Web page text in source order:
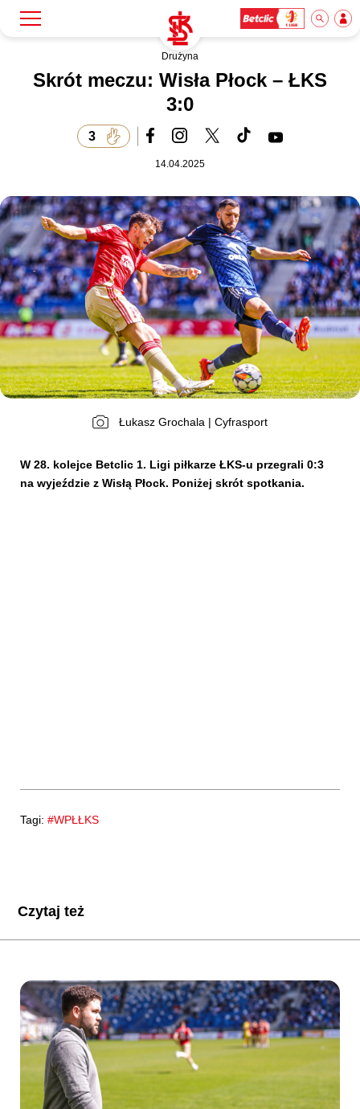
Klub
Akademia
Biznes
Dla mediów
Kibice
Drużyna
Skrót meczu: Wisła Płock – ŁKS
3:0
3
14.04.2025
Łukasz Grochala | Cyfrasport
W 28. kolejce Betclic 1. Ligi piłkarze ŁKS-u przegrali 0:3
na wyjeździe z Wisłą Płock. Poniżej skrót spotkania.
Tagi: #WPŁŁKS
Czytaj też